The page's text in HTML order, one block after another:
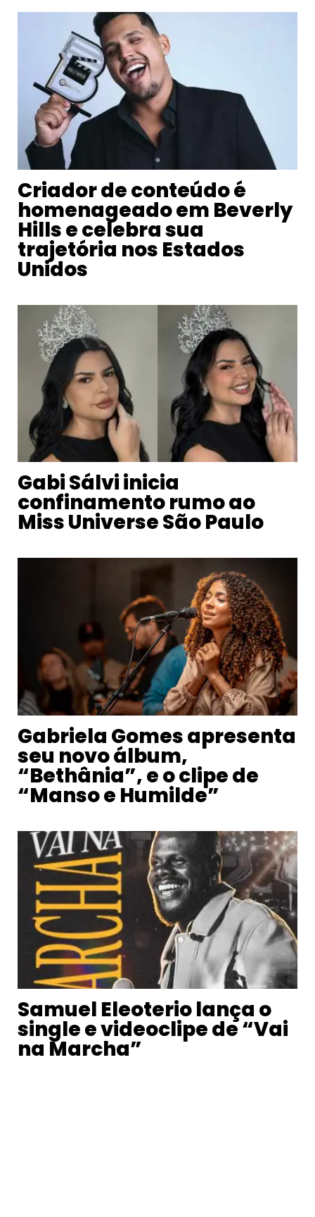
Criador de conteúdo é
homenageado em Beverly
Hills e celebra sua
trajetória nos Estados
Unidos
Gabi Sálvi inicia
confinamento rumo ao
Miss Universe São Paulo
Gabriela Gomes apresenta
seu novo álbum,
“Bethânia”, e o clipe de
“Manso e Humilde”
Samuel Eleoterio lança o
single e videoclipe de “Vai
na Marcha”